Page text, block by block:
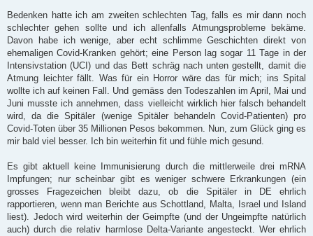
Bedenken hatte ich am zweiten schlechten Tag, falls es mir dann noch
schlechter gehen sollte und ich allenfalls Atmungsprobleme bekäme.
Davon habe ich wenige, aber echt schlimme Geschichten direkt von
ehemaligen Covid-Kranken gehört; eine Person lag sogar 11 Tage in der
Intensivstation (UCI) und das Bett schräg nach unten gestellt, damit die
Atmung leichter fällt. Was für ein Horror wäre das für mich; ins Spital
wollte ich auf keinen Fall. Und gemäss den Todeszahlen im April, Mai und
Juni musste ich annehmen, dass vielleicht wirklich hier falsch behandelt
wird, da die Spitäler (wenige Spitäler behandeln Covid-Patienten) pro
Covid-Toten über 35 Millionen Pesos bekommen. Nun, zum Glück ging es
mir bald viel besser. Ich bin weiterhin fit und fühle mich gesund.
Es gibt aktuell keine Immunisierung durch die mittlerweile drei mRNA
Impfungen; nur scheinbar gibt es weniger schwere Erkrankungen (ein
grosses Fragezeichen bleibt dazu, ob die Spitäler in DE ehrlich
rapportieren, wenn man Berichte aus Schottland, Malta, Israel und Island
liest). Jedoch wird weiterhin der Geimpfte (und der Ungeimpfte natürlich
auch) durch die relativ harmlose Delta-Variante angesteckt. Wer ehrlich